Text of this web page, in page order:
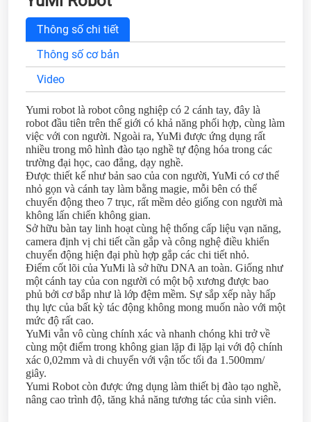
Thông số chi tiết
Thông số cơ bản
Video
Yumi robot là robot công nghiệp có 2 cánh tay, đây là
robot đầu tiên trên thế giới có khả năng phối hợp, cùng làm
việc với con người. Ngoài ra, YuMi được ứng dụng rất
nhiều trong mô hình đào tạo nghề tự động hóa trong các
trường đại học, cao đẳng, dạy nghề.
Được thiết kế như bản sao của con người, YuMi có cơ thể
nhỏ gọn và cánh tay làm bằng magie, mỗi bên có thể
chuyển động theo 7 trục, rất mềm dẻo giống con người mà
không lấn chiến không gian.
Sở hữu bàn tay linh hoạt cùng hệ thống cấp liệu vạn năng,
camera định vị chi tiết cần gắp và công nghệ điều khiển
chuyển động hiện đại phù hợp gắp các chi tiết nhỏ.
Điểm cốt lõi của YuMi là sở hữu DNA an toàn. Giống như
một cánh tay của con người có một bộ xương được bao
phủ bởi cơ bắp như là lớp đệm mềm. Sự sắp xếp này hấp
thụ lực của bất kỳ tác động không mong muốn nào với một
mức độ rất cao.
YuMi vẫn vô cùng chính xác và nhanh chóng khi trở về
cùng một điểm trong không gian lặp đi lặp lại với độ chính
xác 0,02mm và di chuyển với vận tốc tối đa 1.500mm/
giây.
Yumi Robot còn được ứng dụng làm thiết bị đào tạo nghề,
nâng cao trình độ, tăng khả năng tương tác của sinh viên.